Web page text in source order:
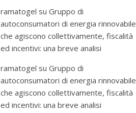
ramatogel su Gruppo di
autoconsumatori di energia rinnovabile
che agiscono collettivamente, fiscalità
ed incentivi: una breve analisi
ramatogel su Gruppo di
autoconsumatori di energia rinnovabile
che agiscono collettivamente, fiscalità
ed incentivi: una breve analisi